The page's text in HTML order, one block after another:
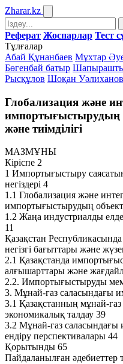
Zharar.kz
Реферат Жоспарлар Тест
Тұлғалар
Абай Құнанбаев Мұхтар
Бөгенбай батыр Шапырашты
Рысқұлов Шоқан Уәлиханов
Глобализация және
импортығыстырудың
және тиімділігі
МАЗМҰНЫ
Кіріспе 2
1 Импортығыстыру
негіздері 4
1.1 Глобализация және
импортығыстырудың
1.2 Жаңа индустриалды
11
Қазақстан
негізгі бағыттары және
2.1 Қазақстанда
алғышарттары және
2.2. Импортығыстыруды
3. Мұнай-газ саласындағы
3.1 Қазақстанның мұнай-
экономикалық талдау 39
3.2 Мұнай-газ саласындағы
ендіру перспективалары 44
Қорытынды 65
Пайдаланылған әдебиеттер